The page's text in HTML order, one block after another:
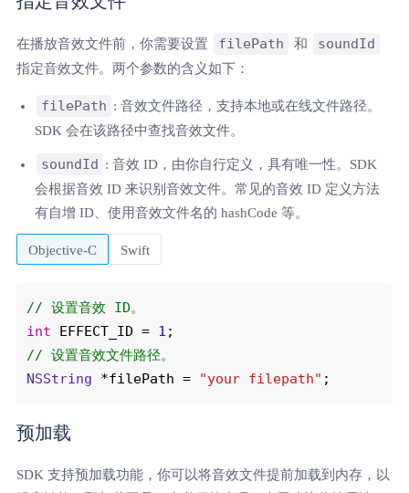
在播放音效文件前，你需要设置 filePath 和 soundId
指定音效文件。两个参数的含义如下：
filePath : 音效文件路径，支持本地或在线文件路径。
SDK 会在该路径中查找音效文件。
soundId : 音效 ID，由你自行定义，具有唯一性。SDK
会根据音效 ID 来识别音效文件。常见的音效 ID 定义方法
有自增 ID、使用音效文件名的 hashCode 等。
Objective-C Swift
// 设置音效 ID。
int EFFECT_ID = 1
// 设置音效文件路径。
NSString *filePath = "your filepath"
预加载
SDK 支持预加载功能，你可以将音效文件提前加载到内存，以